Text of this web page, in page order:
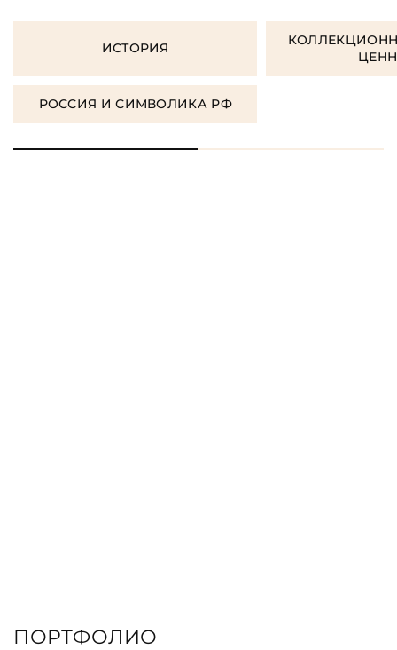
ИСТОРИЯ
РОССИЯ И СИМВОЛИКА РФ
ПОРТФОЛИО